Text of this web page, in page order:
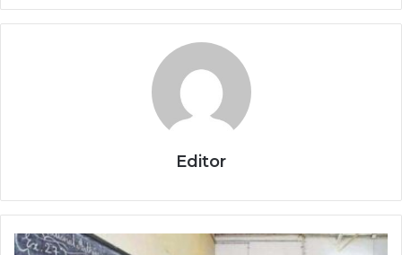
Editor